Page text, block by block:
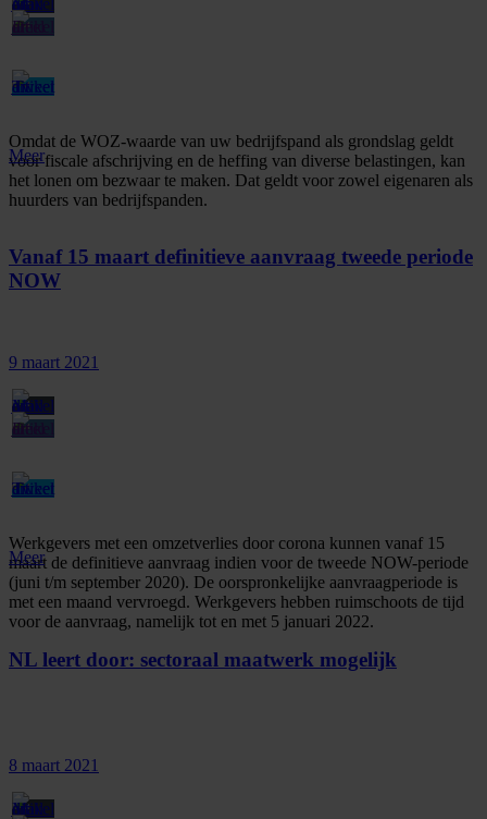
Omdat de WOZ-waarde van uw bedrijfspand als grondslag geldt
voor fiscale afschrijving en de heffing van diverse belastingen, kan
het lonen om bezwaar te maken. Dat geldt voor zowel eigenaren als
huurders van bedrijfspanden.
Meer
Vanaf 15 maart definitieve aanvraag tweede periode
NOW
9 maart 2021
Werkgevers met een omzetverlies door corona kunnen vanaf 15
maart de definitieve aanvraag indien voor de tweede NOW-periode
(juni t/m september 2020). De oorspronkelijke aanvraagperiode is
met een maand vervroegd. Werkgevers hebben ruimschoots de tijd
voor de aanvraag, namelijk tot en met 5 januari 2022.
Meer
NL leert door: sectoraal maatwerk mogelijk
8 maart 2021